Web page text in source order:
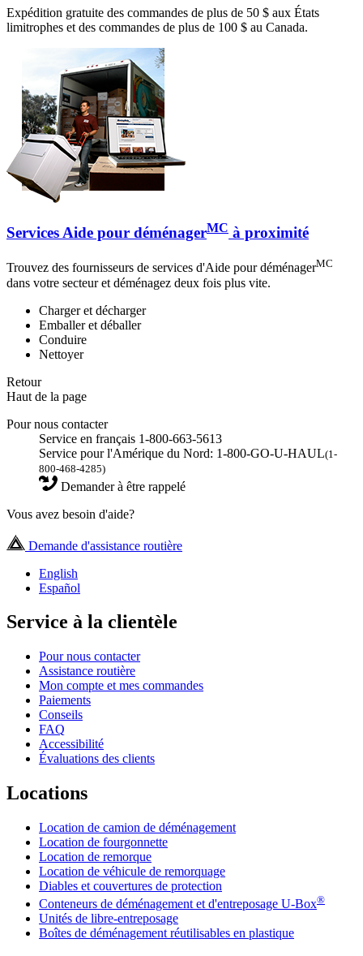
Expédition gratuite des commandes de plus de 50 $ aux États
limitrophes et des commandes de plus de 100 $ au Canada.
Services Aide pour déménagerMC à proximité
Trouvez des fournisseurs de services d'Aide pour déménagerMC
dans votre secteur et déménagez deux fois plus vite.
Charger et décharger
Emballer et déballer
Conduire
Nettoyer
Retour
Haut de la page
Pour nous contacter
Service en français 1-800-663-5613
Service pour l'Amérique du Nord: 1-800-GO-U-HAUL(1-
800-468-4285)
Demander à être rappelé
Vous avez besoin d'aide?
Demande d'assistance routière
English
Español
Service à la clientèle
Pour nous contacter
Assistance routière
Mon compte et mes commandes
Paiements
Conseils
FAQ
Accessibilité
Évaluations des clients
Locations
Location de camion de déménagement
Location de fourgonnette
Location de remorque
Location de véhicule de remorquage
Diables et couvertures de protection
Conteneurs de déménagement et d'entreposage U-Box®
Unités de libre-entreposage
Boîtes de déménagement réutilisables en plastique